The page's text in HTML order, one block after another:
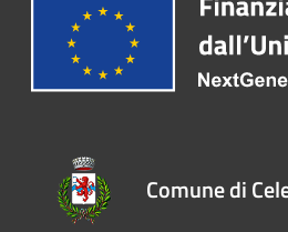
Comune di